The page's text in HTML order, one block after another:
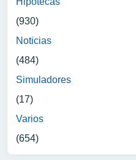
(930)
Noticias
(484)
Simuladores
(17)
Varios
(654)